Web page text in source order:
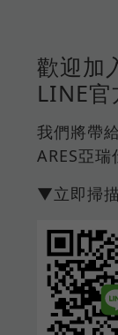
歡迎加
LINE
我們將帶
ARES亞瑞
▼立即掃